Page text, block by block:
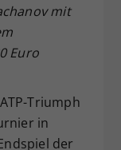
mit
Euro
Triumph
in
der